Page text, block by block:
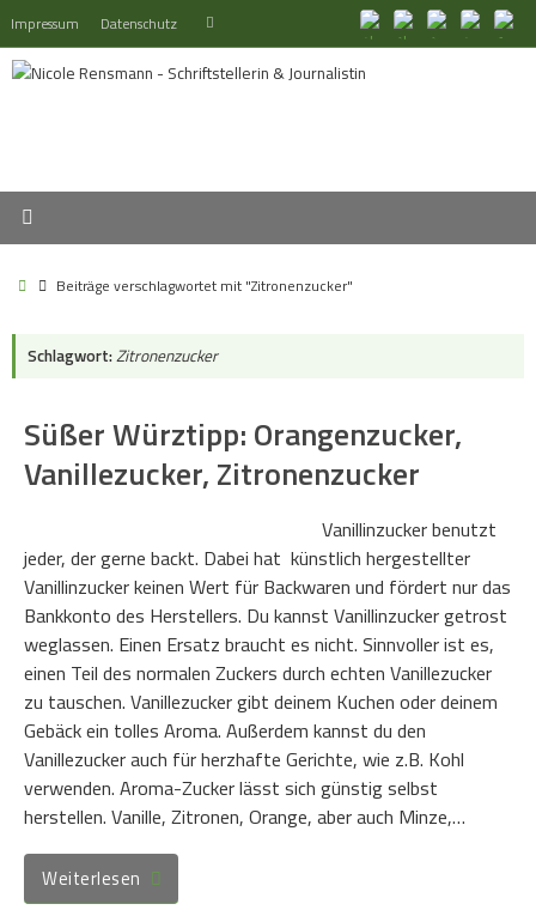
Inhalt
springen
Impressum Datenschutz Suchen
StartBeiträge verschlagwortet mit "Zitronenzucker"
Schlagwort:Zitronenzucker
Süßer Würztipp: Orangenzucker,
Vanillezucker, Zitronenzucker
Vanillinzucker benutzt
jeder, der gerne backt. Dabei hat künstlich hergestellter
Vanillinzucker keinen Wert für Backwaren und fördert nur das
Bankkonto des Herstellers. Du kannst Vanillinzucker getrost
weglassen. Einen Ersatz braucht es nicht. Sinnvoller ist es,
einen Teil des normalen Zuckers durch echten Vanillezucker
zu tauschen. Vanillezucker gibt deinem Kuchen oder deinem
Gebäck ein tolles Aroma. Außerdem kannst du den
Vanillezucker auch für herzhafte Gerichte, wie z.B. Kohl
verwenden. Aroma-Zucker lässt sich günstig selbst
herstellen. Vanille, Zitronen, Orange, aber auch Minze,…
Weiterlesen